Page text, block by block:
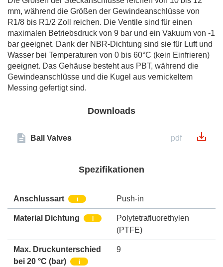
mm, während die Größen der Gewindeanschlüsse von
R1/8 bis R1/2 Zoll reichen. Die Ventile sind für einen
maximalen Betriebsdruck von 9 bar und ein Vakuum von -1
bar geeignet. Dank der NBR-Dichtung sind sie für Luft und
Wasser bei Temperaturen von 0 bis 60°C (kein Einfrieren)
geeignet. Das Gehäuse besteht aus PBT, während die
Gewindeanschlüsse und die Kugel aus vernickeltem
Messing gefertigt sind.
Downloads
Ball Valves pdf
Spezifikationen
Anschlussart i Push-in
Material Dichtung i
Polytetrafluorethylen
(PTFE)
Max. Druckunterschied
bei 20 °C (bar)
i
9